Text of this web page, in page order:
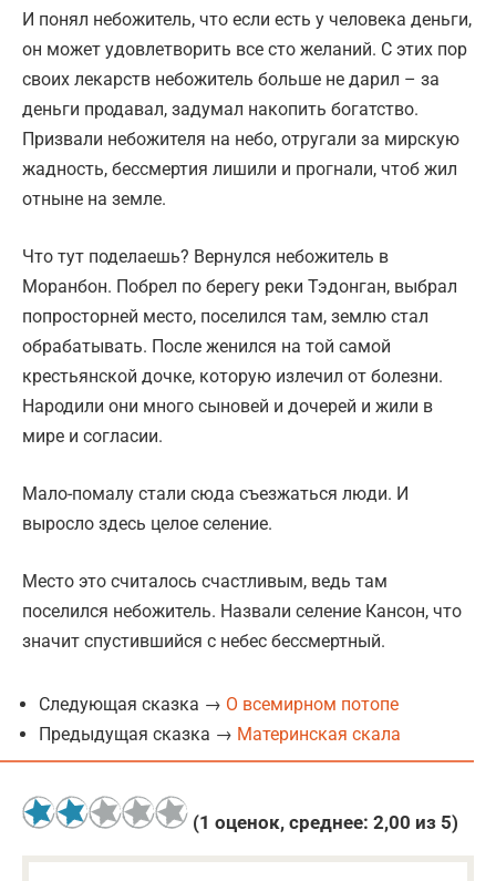
И понял небожитель, что если есть у человека деньги,
он может удовлетворить все сто желаний. С этих пор
своих лекарств небожитель больше не дарил – за
деньги продавал, задумал накопить богатство.
Призвали небожителя на небо, отругали за мирскую
жадность, бессмертия лишили и прогнали, чтоб жил
отныне на земле.
Что тут поделаешь? Вернулся небожитель в
Моранбон. Побрел по берегу реки Тэдонган, выбрал
попросторней место, поселился там, землю стал
обрабатывать. После женился на той самой
крестьянской дочке, которую излечил от болезни.
Народили они много сыновей и дочерей и жили в
мире и согласии.
Мало-помалу стали сюда съезжаться люди. И
выросло здесь целое селение.
Место это считалось счастливым, ведь там
поселился небожитель. Назвали селение Кансон, что
значит спустившийся с небес бессмертный.
Следующая сказка → О всемирном потопе
Предыдущая сказка → Материнская скала
(1 оценок, среднее: 2,00 из 5)